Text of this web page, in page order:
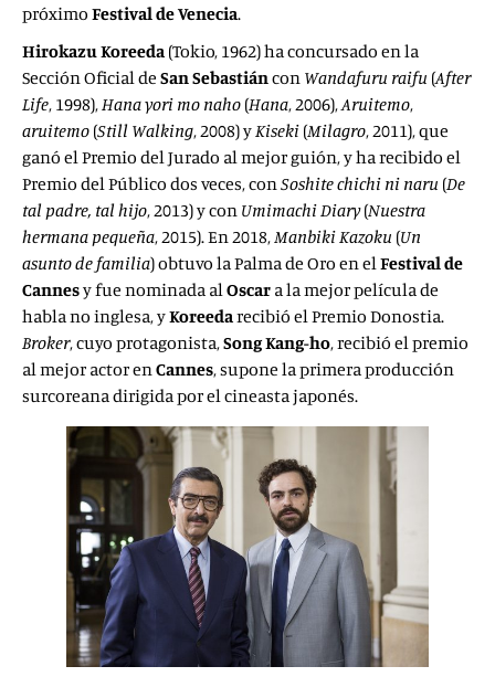
próximo Festival de Venecia.
Hirokazu Koreeda (Tokio, 1962) ha concursado en la
Sección Oficial de San Sebastián con Wandafuru raifu (After
Life, 1998), Hana yori mo naho (Hana, 2006),Aruitemo,
aruitemo (Still Walking, 2008) y Kiseki (Milagro, 2011), que
ganó el Premio del Jurado al mejor guión, y ha recibido el
Premio del Público dos veces, con Soshite chichi ni naru (De
tal padre, tal hijo, 2013) y con Umimachi Diary(Nuestra
hermana pequeña, 2015). En 2018, Manbiki Kazoku (Un
asunto de familia) obtuvo la Palma de Oro en el Festival de
Cannesy fue nominada al Oscar a la mejor película de
habla no inglesa, yKoreedarecibió el Premio Donostia.
Broker, cuyo protagonista,Song Kang-ho, recibió el premio
al mejor actor en Cannes, supone la primera producción
surcoreana dirigida por el cineasta japonés.